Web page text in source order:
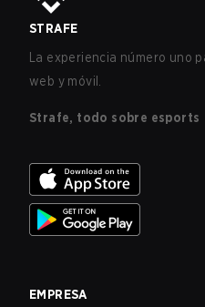
STRAFE
La experiencia número uno
web y móvil.
Strafe, todo sobre esports
EMPRESA